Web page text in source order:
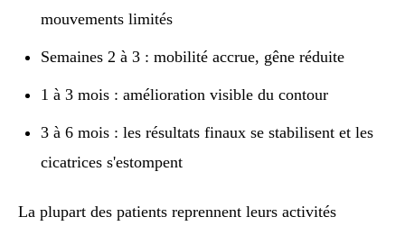
mouvements limités
Semaines 2 à 3 : mobilité accrue, gêne réduite
1 à 3 mois : amélioration visible du contour
3 à 6 mois : les résultats finaux se stabilisent et les
cicatrices s'estompent
La plupart des patients reprennent leurs activités